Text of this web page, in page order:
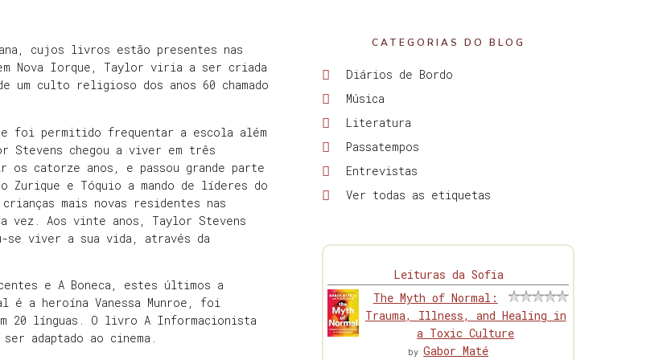
cujos livros estão presentes nas
Nova Iorque, Taylor viria a ser criada
um culto religioso dos anos 60 chamado
foi permitido frequentar a escola além
Stevens chegou a viver em três
os catorze anos, e passou grande parte
Zurique e Tóquio a mando de líderes do
mais novas residentes nas
vez. Aos vinte anos, Taylor Stevens
se viver a sua vida, através da
e A Boneca, estes últimos a
é a heroína Vanessa Munroe, foi
20 línguas. O livro A Informacionista
adaptado ao cinema.
CATEGORIAS DO BLOG
Diários de Bordo
Música
Literatura
Passatempos
Entrevistas
Ver todas as etiquetas
Leituras da Sofia
The Myth of Normal:
Trauma, Illness, and Healing in
a Toxic Culture
byGabor Maté